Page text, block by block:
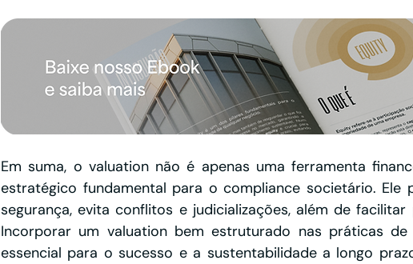
Em suma, o valuation não é apenas uma ferramenta
estratégico fundamental para o compliance societário. Ele
segurança, evita conflitos e judicializações, além de
Incorporar um valuation bem estruturado nas práticas
essencial para o sucesso e a sustentabilidade a longo